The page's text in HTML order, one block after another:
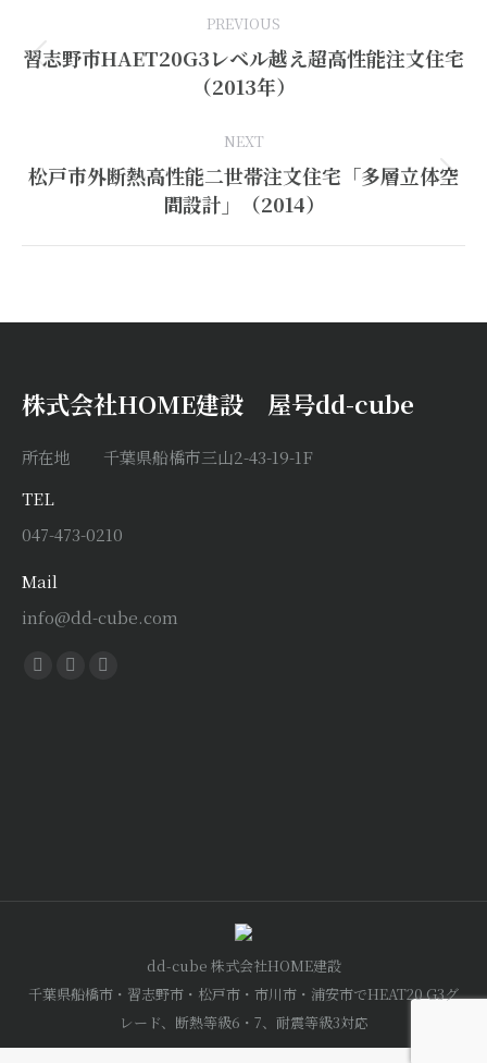
PREVIOUS
Previous
project:
習志野市HAET20G3レベル越え超高性能注文住宅
（2013年）
NEXT
Next
project:
松戸市外断熱高性能二世帯注文住宅「多層立体空
間設計」（2014）
株式会社HOME建設 屋号dd-cube
所在地 千葉県船橋市三山2-43-19-1F
TEL
047-473-0210
Mail
info@dd-cube.com
Find us on:
Facebook
X
Instagram
dd-cube 株式会社HOME建設
千葉県船橋市・習志野市・松戸市・市川市・浦安市でHEAT20 G3グ
レード、断熱等級6・7、耐震等級3対応